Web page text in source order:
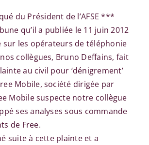
du Président de l’AFSE ***
qu’il a publiée le 11 juin 2012
sur les opérateurs de téléphonie
collègues, Bruno Deffains, fait
au civil pour ‘dénigrement’
Mobile, société dirigée par
Mobile suspecte notre collègue
ses analyses sous commande
de Free.
suite à cette plainte et a